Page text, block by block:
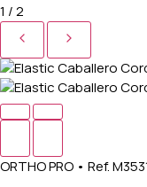
1 / 2
ORTHO PRO • Ref.